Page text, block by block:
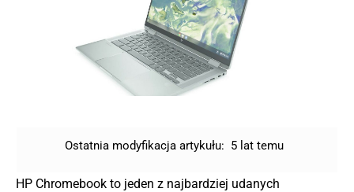
Ostatnia modyfikacja artykułu: 5 lat temu
HP Chromebook to jeden z najbardziej udanych